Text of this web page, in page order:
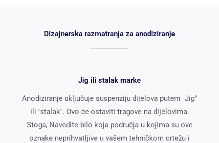
Dizajnerska razmatranja za anodiziranje
Jig ili stalak marke
Anodiziranje uključuje suspenziju dijelova putem "Jig"
ili "stalak". Ovo će ostaviti tragove na dijelovima.
Stoga, Navedite bilo koja područja u kojima su ove
oznake neprihvatljive u vašem tehničkom crtežu i